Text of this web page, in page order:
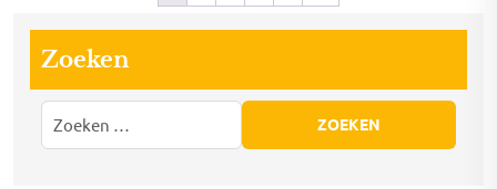
Zoeken